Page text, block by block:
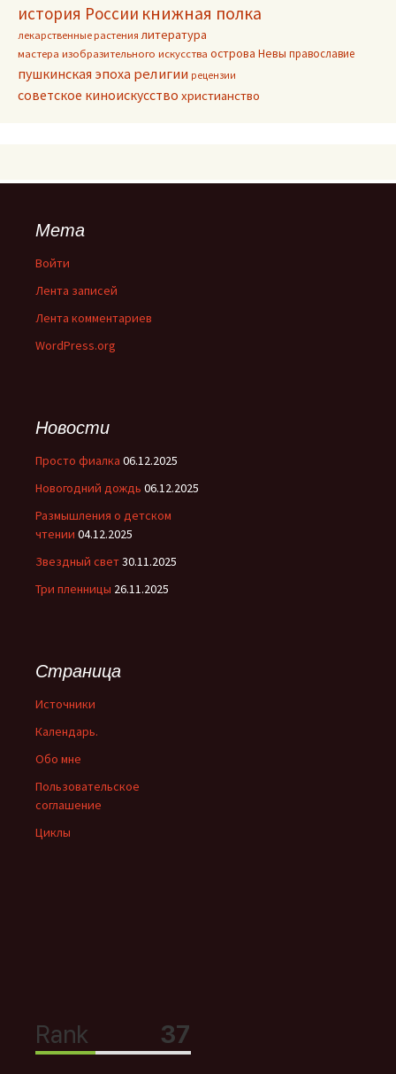
история России книжная полка
лекарственные растения литература
мастера изобразительного искусства острова Невы православие
пушкинская эпоха религии рецензии
советское киноискусство христианство
Мета
Войти
Лента записей
Лента комментариев
WordPress.org
Новости
Просто фиалка 06.12.2025
Новогодний дождь 06.12.2025
Размышления о детском
чтении 04.12.2025
Звездный свет30.11.2025
Три пленницы 26.11.2025
Страница
Источники
Календарь.
Обо мне
Пользовательское
соглашение
Циклы